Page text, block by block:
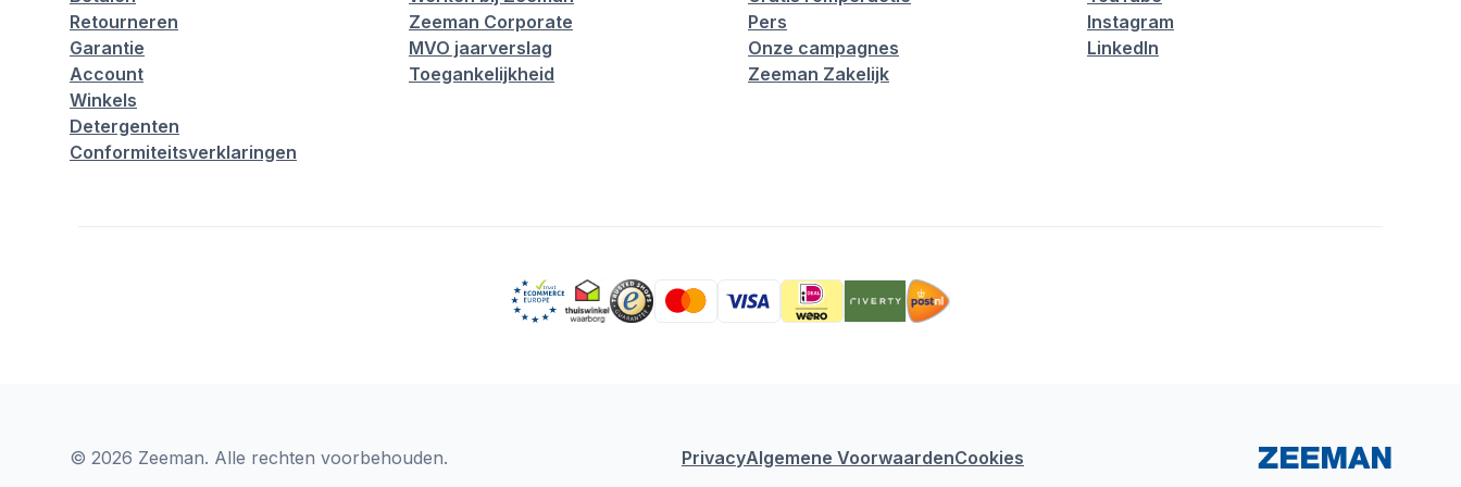
Retourneren
Garantie
Account
Winkels
Detergenten
Conformiteitsverklaringen
Zeeman Corporate
MVO jaarverslag
Toegankelijkheid
Pers
Onze campagnes
Zeeman Zakelijk
Instagram
LinkedIn
© 2026 Zeeman. Alle rechten voorbehouden. PrivacyAlgemene VoorwaardenCookies